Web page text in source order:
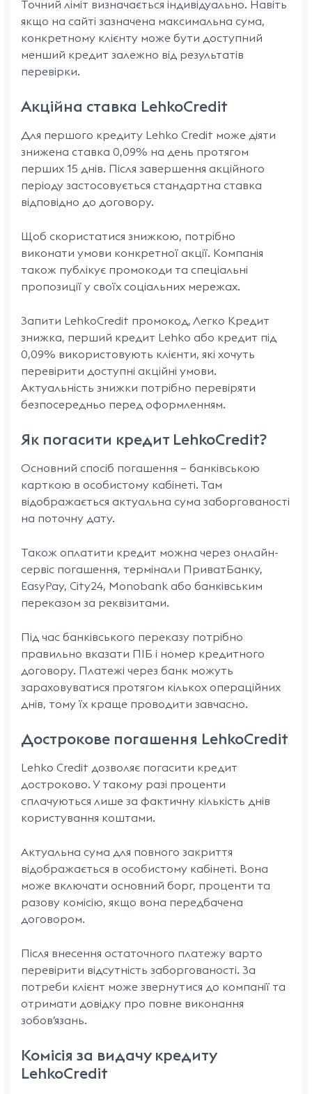
Точний ліміт визначається індивідуально. Навіть
якщо на сайті зазначена максимальна сума,
конкретному клієнту може бути доступний
менший кредит залежно від результатів
перевірки.
Акційна ставка LehkoCredit
Для першого кредиту Lehko Credit може діяти
знижена ставка 0,09% на день протягом
перших 15 днів. Після завершення акційного
періоду застосовується стандартна ставка
відповідно до договору.
Щоб скористатися знижкою, потрібно
виконати умови конкретної акції. Компанія
також публікує промокоди та спеціальні
пропозиції у своїх соціальних мережах.
Запити LehkoCredit промокод, Легко Кредит
знижка, перший кредит Lehko або кредит під
0,09% використовують клієнти, які хочуть
перевірити доступні акційні умови.
Актуальність знижки потрібно перевіряти
безпосередньо перед оформленням.
Як погасити кредит LehkoCredit?
Основний спосіб погашення — банківською
карткою в особистому кабінеті. Там
відображається актуальна сума заборгованості
на поточну дату.
Також оплатити кредит можна через онлайн-
сервіс погашення, термінали ПриватБанку,
EasyPay, City24, Monobank або банківським
переказом за реквізитами.
Під час банківського переказу потрібно
правильно вказати ПІБ і номер кредитного
договору. Платежі через банк можуть
зараховуватися протягом кількох операційних
днів, тому їх краще проводити завчасно.
Дострокове погашення LehkoCredit
Lehko Credit дозволяє погасити кредит
достроково. У такому разі проценти
сплачуються лише за фактичну кількість днів
користування коштами.
Актуальна сума для повного закриття
відображається в особистому кабінеті. Вона
може включати основний борг, проценти та
разову комісію, якщо вона передбачена
договором.
Після внесення остаточного платежу варто
перевірити відсутність заборгованості. За
потреби клієнт може звернутися до компанії та
отримати довідку про повне виконання
зобов’язань.
Комісія за видачу кредиту
LehkoCredit